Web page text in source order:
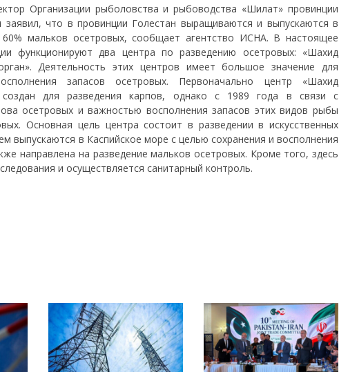
Организации рыболовства и рыбоводства «Шилат» провинции
заявил, что в провинции Голестан выращиваются и выпускаются в
60% мальков осетровых, сообщает агентство ИСНА. В настоящее
функционируют два центра по разведению осетровых: «Шахид
Деятельность этих центров имеет большое значение для
запасов осетровых. Первоначально центр «Шахид
для разведения карпов, однако с 1989 года в связи с
осетровых и важностью восполнения запасов этих видов рыбы
Основная цель центра состоит в разведении в искусственных
выпускаются в Каспийское море с целью сохранения и восполнения
направлена на разведение мальков осетровых. Кроме того, здесь
и осуществляется санитарный контроль.